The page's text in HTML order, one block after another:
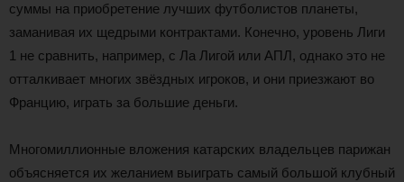
суммы на приобретение лучших футболистов планеты,
заманивая их щедрыми контрактами. Конечно, уровень Лиги
1 не сравнить, например, с Ла Лигой или АПЛ, однако это не
отталкивает многих звёздных игроков, и они приезжают во
Францию, играть за большие деньги.
Многомиллионные вложения катарских владельцев парижан
объясняется их желанием выиграть самый большой клубный